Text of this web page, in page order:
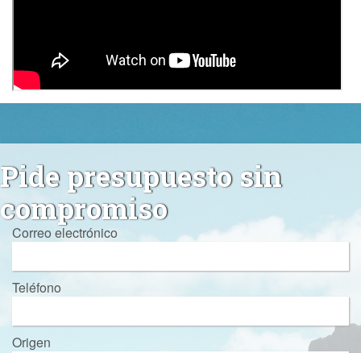
Pide presupuesto sin
compromiso
Correo electrónico
Teléfono
Origen